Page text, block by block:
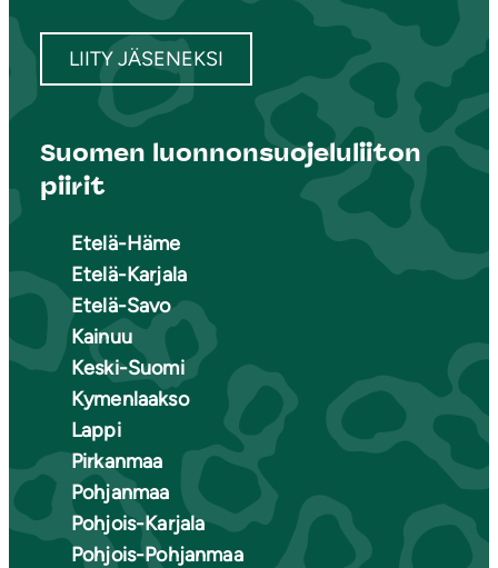
LIITY JÄSENEKSI
Suomen luonnonsuojeluliiton
piirit
Etelä-Häme
Etelä-Karjala
Etelä-Savo
Kainuu
Keski-Suomi
Kymenlaakso
Lappi
Pirkanmaa
Pohjanmaa
Pohjois-Karjala
Pohjois-Pohjanmaa